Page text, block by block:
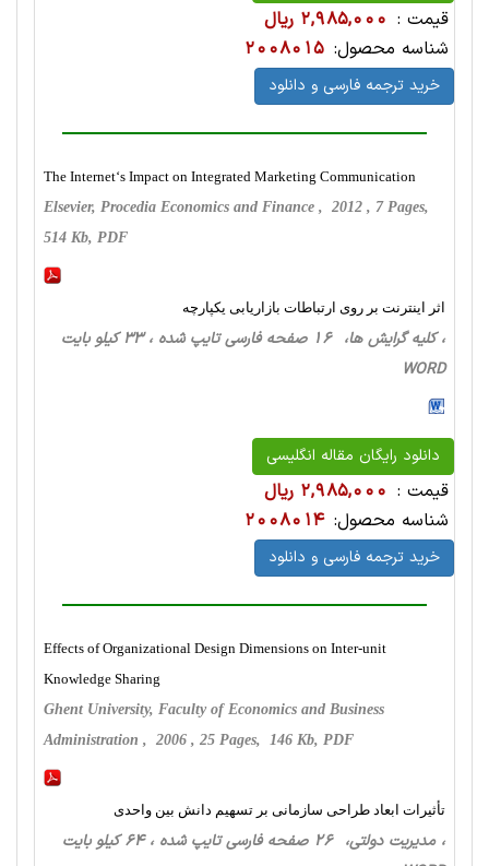
قیمت : 2,985,000 ریال
شناسه محصول: 2008015
خرید ترجمه فارسی و دانلود
The Internet‘s Impact on Integrated Marketing Communication
Elsevier, Procedia Economics and Finance , 2012 , 7 Pages,
514 Kb, PDF
اثر اینترنت بر روی ارتباطات بازاریابی یکپارچه
، کلیه گرایش ها، 16 صفحه فارسی تایپ شده ، 33 کیلو بایت
WORD
دانلود رایگان مقاله انگلیسی
قیمت : 2,985,000 ریال
شناسه محصول: 2008014
خرید ترجمه فارسی و دانلود
Effects of Organizational Design Dimensions on Inter-unit
Knowledge Sharing
Ghent University, Faculty of Economics and Business
Administration , 2006 , 25 Pages, 146 Kb, PDF
تأثیرات ابعاد طراحی سازمانی بر تسهیم دانش بین واحدی
، مدیریت دولتی، 26 صفحه فارسی تایپ شده ، 64 کیلو بایت